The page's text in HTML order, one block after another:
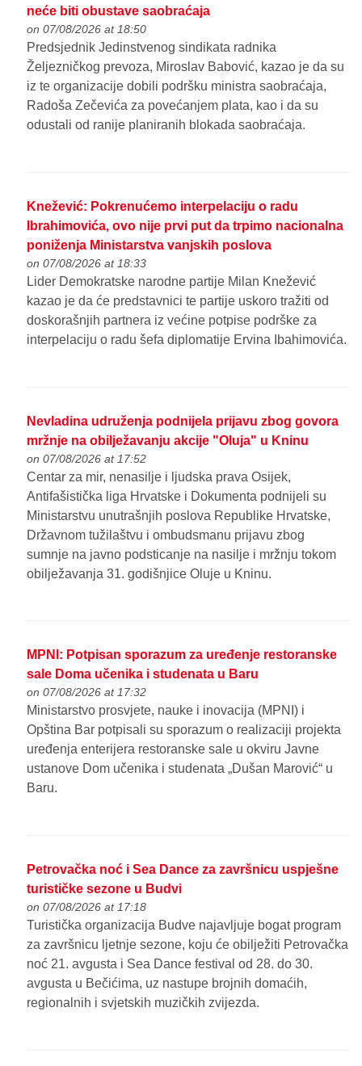
neće biti obustave saobraćaja
on 07/08/2026 at 18:50
Predsjednik Jedinstvenog sindikata radnika
Željezničkog prevoza, Miroslav Babović, kazao je da su
iz te organizacije dobili podršku ministra saobraćaja,
Radoša Zečevića za povećanjem plata, kao i da su
odustali od ranije planiranih blokada saobraćaja.
Knežević: Pokrenućemo interpelaciju o radu
Ibrahimovića, ovo nije prvi put da trpimo nacionalna
poniženja Ministarstva vanjskih poslova
on 07/08/2026 at 18:33
Lider Demokratske narodne partije Milan Knežević
kazao je da će predstavnici te partije uskoro tražiti od
doskorašnjih partnera iz većine potpise podrške za
interpelaciju o radu šefa diplomatije Ervina Ibahimovića.
Nevladina udruženja podnijela prijavu zbog govora
mržnje na obilježavanju akcije "Oluja" u Kninu
on 07/08/2026 at 17:52
Centar za mir, nenasilje i ljudska prava Osijek,
Antifašistička liga Hrvatske i Dokumenta podnijeli su
Ministarstvu unutrašnjih poslova Republike Hrvatske,
Državnom tužilaštvu i ombudsmanu prijavu zbog
sumnje na javno podsticanje na nasilje i mržnju tokom
obilježavanja 31. godišnjice Oluje u Kninu.
MPNI: Potpisan sporazum za uređenje restoranske
sale Doma učenika i studenata u Baru
on 07/08/2026 at 17:32
Ministarstvo prosvjete, nauke i inovacija (MPNI) i
Opština Bar potpisali su sporazum o realizaciji projekta
uređenja enterijera restoranske sale u okviru Javne
ustanove Dom učenika i studenata „Dušan Marović“ u
Baru.
Petrovačka noć i Sea Dance za završnicu uspješne
turističke sezone u Budvi
on 07/08/2026 at 17:18
Turistička organizacija Budve najavljuje bogat program
za završnicu ljetnje sezone, koju će obilježiti Petrovačka
noć 21. avgusta i Sea Dance festival od 28. do 30.
avgusta u Bečićima, uz nastupe brojnih domaćih,
regionalnih i svjetskih muzičkih zvijezda.